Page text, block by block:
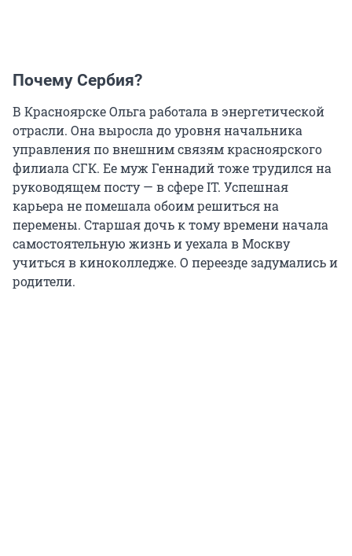
Почему Сербия?
В Красноярске Ольга работала в энергетической
отрасли. Она выросла до уровня начальника
управления по внешним связям красноярского
филиала СГК. Ее муж Геннадий тоже трудился на
руководящем посту — в сфере IT. Успешная
карьера не помешала обоим решиться на
перемены. Старшая дочь к тому времени начала
самостоятельную жизнь и уехала в Москву
учиться в киноколледже. О переезде задумались и
родители.